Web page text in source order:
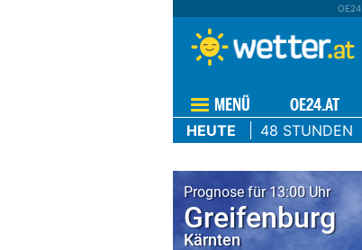
OE24
MENÜ OE24.AT
HEUTE 48 STUNDEN
Prognose für 13:00 Uhr
Greifenburg
Kärnten